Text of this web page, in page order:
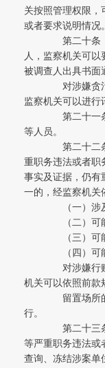
关按照管理权限，
或者要求说明情况。
第二十条
人，监察机关可以
被调查人出具书面
对涉嫌贪污
监察机关可以进行
第二十一条
等人员。
第二十二条
重职务违法或者职
事实及证据，仍有
一的，经监察机关
（一）涉及
（二）可能
（三）可能
（四）可能
对涉嫌行贿
机关可以依照前款
留置场所的
行。
第二十三条
等严重职务违法或
查询、冻结涉案单